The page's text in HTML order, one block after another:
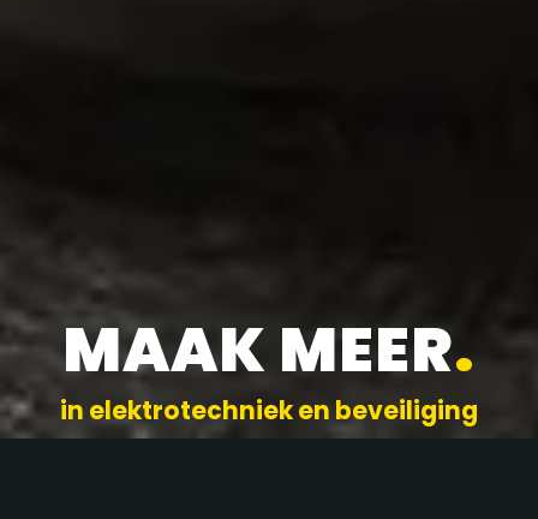
MAAK MEER.
in elektrotechniek en beveiliging